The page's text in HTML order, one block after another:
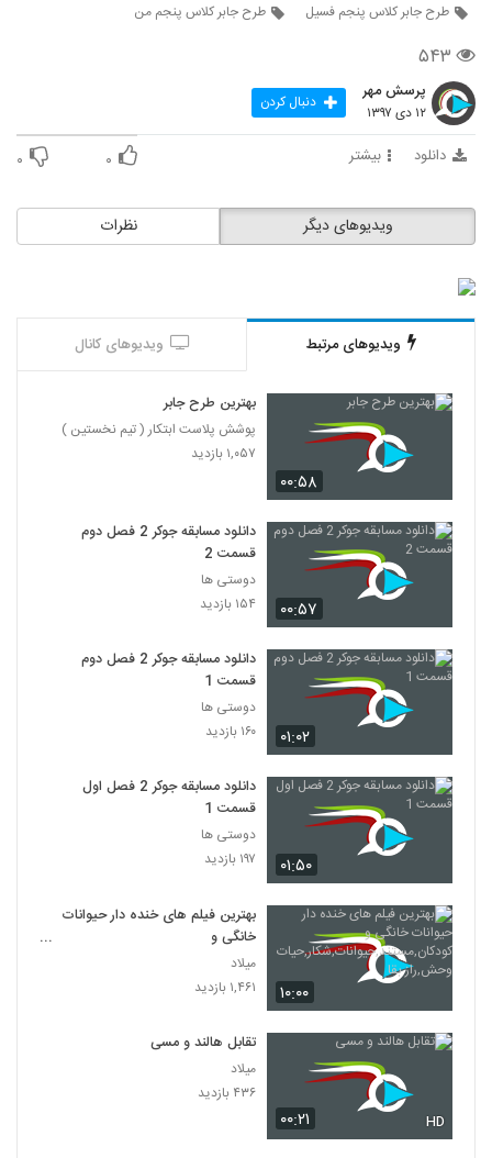
طرح جابر کلاس پنجم فسیل
طرح جابر کلاس پنجم من
۵۴۳
پرسش مهر
۱۲ دی ۱۳۹۷ دنبال کردن
دانلود بیشتر ۰ ۰
نظرات ویدیوهای دیگر
ویدیوهای مرتبط ویدیوهای کانال
۰۰:۵۸
بهترین طرح جابر
پوشش پلاست ابتکار ( تیم نخستین )
۱,۰۵۷ بازدید
۰۰:۵۷
دانلود مسابقه جوکر 2 فصل دوم
قسمت 2
دوستی ها
۱۵۴ بازدید
۰۱:۰۲
دانلود مسابقه جوکر 2 فصل دوم
قسمت 1
دوستی ها
۱۶۰ بازدید
۰۱:۵۰
دانلود مسابقه جوکر 2 فصل اول
قسمت 1
دوستی ها
۱۹۷ بازدید
۱۰:۰۰
بهترین فیلم های خنده دار حیوانات
خانگی و
کودکان,مستند,حیوانات,شکار,حیات
وحش,راز بقا
میلاد
۱,۴۶۱ بازدید
۰۰:۲۱ HD
تقابل هالند و مسی
میلاد
۴۳۶ بازدید